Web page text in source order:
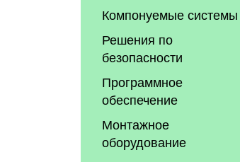
Компонуемые системы
Решения по
безопасности
Программное
обеспечение
Монтажное
оборудование